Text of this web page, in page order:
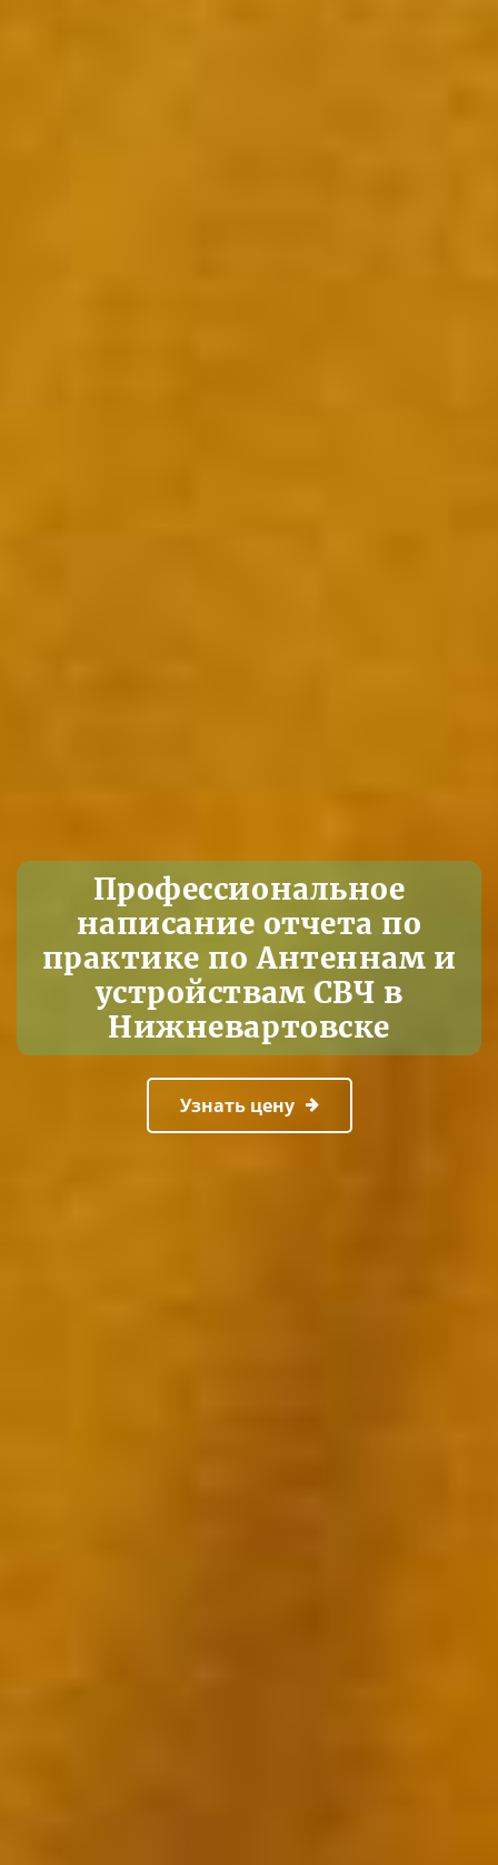
Профессиональное
написание отчета по
практике по Антеннам и
устройствам СВЧ в
Нижневартовске
Узнать цену